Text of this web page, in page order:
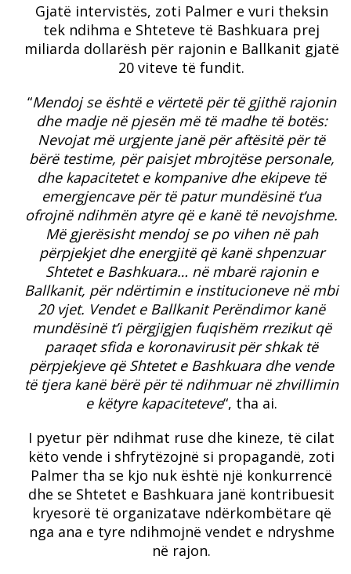
Gjatë intervistës, zoti Palmer e vuri theksin
tek ndihma e Shteteve të Bashkuara prej
miliarda dollarësh për rajonin e Ballkanit gjatë
20 viteve të fundit.
“Mendoj se është e vërtetë për të gjithë rajonin
dhe madje në pjesën më të madhe të botës:
Nevojat më urgjente janë për aftësitë për të
bërë testime, për paisjet mbrojtëse personale,
dhe kapacitetet e kompanive dhe ekipeve të
emergjencave për të patur mundësinë t’ua
ofrojnë ndihmën atyre që e kanë të nevojshme.
Më gjerësisht mendoj se po vihen në pah
përpjekjet dhe energjitë që kanë shpenzuar
Shtetet e Bashkuara… në mbarë rajonin e
Ballkanit, për ndërtimin e institucioneve në mbi
20 vjet. Vendet e Ballkanit Perëndimor kanë
mundësinë t’i përgjigjen fuqishëm rrezikut që
paraqet sfida e koronavirusit për shkak të
përpjekjeve që Shtetet e Bashkuara dhe vende
të tjera kanë bërë për të ndihmuar në zhvillimin
e këtyre kapaciteteve“, tha ai.
I pyetur për ndihmat ruse dhe kineze, të cilat
këto vende i shfrytëzojnë si propagandë, zoti
Palmer tha se kjo nuk është një konkurrencë
dhe se Shtetet e Bashkuara janë kontribuesit
kryesorë të organizatave ndërkombëtare që
nga ana e tyre ndihmojnë vendet e ndryshme
në rajon.